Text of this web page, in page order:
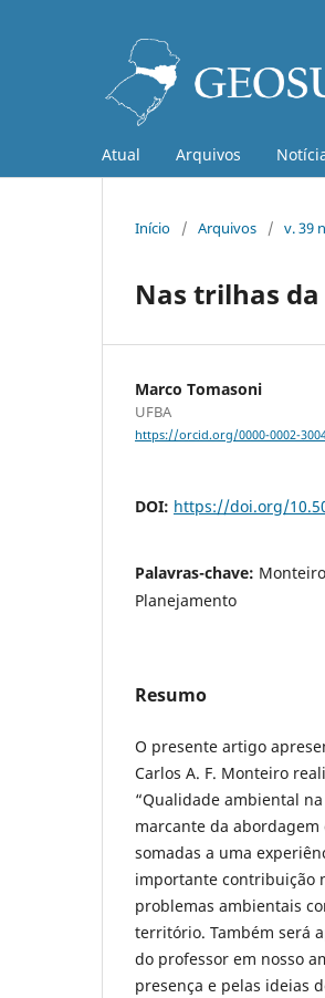
Atual Arquivos
Início / Arquivos / v. 39
Nas trilhas
Marco Tomasoni
UFBA
https://orcid.org/0000-0002-
DOI: https://doi.org/
Palavras-chave:
Planejamento
Resumo
O presente artigo
Carlos A. F. Monteiro
“Qualidade ambiental
marcante da abordagem
somadas a uma
importante contribuição
problemas ambientais
território. Também será
do professor em nosso
presença e pelas ideias